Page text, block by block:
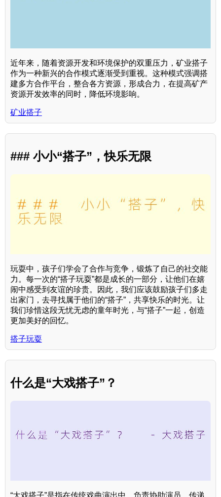
近年来，随着资源开发和环境保护的双重压力，矿业搭子
作为一种新兴的合作模式逐渐受到重视。这种模式强调搭
建多方合作平台，整合各方资源，形成合力，在提高矿产
资源开发效率的同时，降低环境影响。
矿业搭子
### 小小“搭子”，快乐无限
玩耍中，孩子们学会了合作与竞争，锻炼了自己的社交能
力。每一次的“搭子玩耍”都是成长的一部分，让他们在嬉
闹中感受到友谊的珍贵。因此，我们应该鼓励孩子们多走
出家门，去寻找属于他们的“搭子”，共享快乐的时光。让
我们珍惜这段无忧无虑的童年时光，与“搭子”一起，创造
更加美好的回忆。
搭子玩耍
什么是“大戏搭子”？